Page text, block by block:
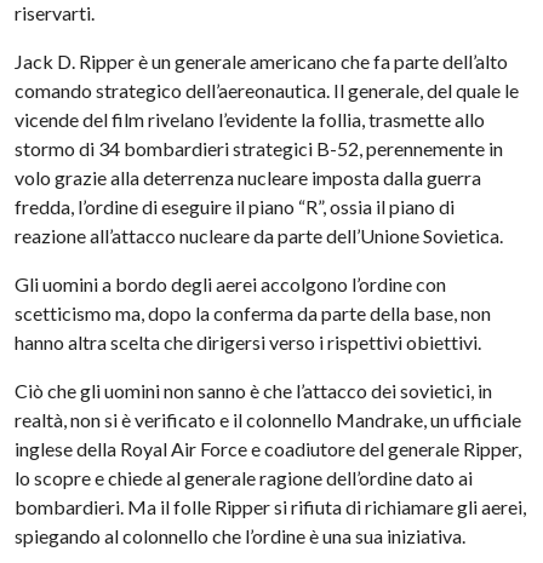
riservarti.
Jack D. Ripper è un generale americano che fa parte dell’alto
comando strategico dell’aereonautica. Il generale, del quale le
vicende del film rivelano l’evidente la follia, trasmette allo
stormo di 34 bombardieri strategici B-52, perennemente in
volo grazie alla deterrenza nucleare imposta dalla guerra
fredda, l’ordine di eseguire il piano “R”, ossia il piano di
reazione all’attacco nucleare da parte dell’Unione Sovietica.
Gli uomini a bordo degli aerei accolgono l’ordine con
scetticismo ma, dopo la conferma da parte della base, non
hanno altra scelta che dirigersi verso i rispettivi obiettivi.
Ciò che gli uomini non sanno è che l’attacco dei sovietici, in
realtà, non si è verificato e il colonnello Mandrake, un ufficiale
inglese della Royal Air Force e coadiutore del generale Ripper,
lo scopre e chiede al generale ragione dell’ordine dato ai
bombardieri. Ma il folle Ripper si rifiuta di richiamare gli aerei,
spiegando al colonnello che l’ordine è una sua iniziativa.